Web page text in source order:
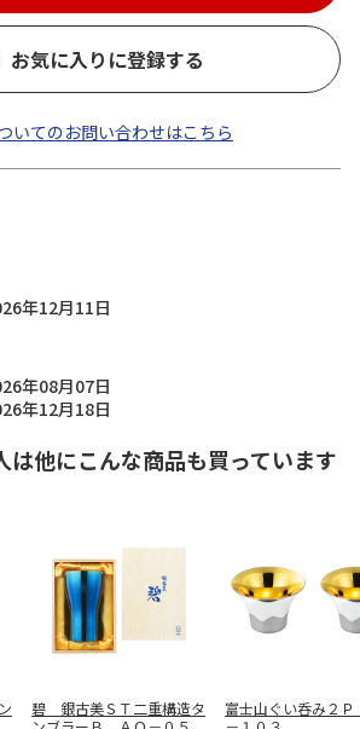
お気に入りに登録する
いてのお問い合わせはこちら
年12月11日
年08月07日
年12月18日
は他にこんな商品も買っています
碧 銀古美ＳＴ二重構造タ
富士山ぐい呑み２